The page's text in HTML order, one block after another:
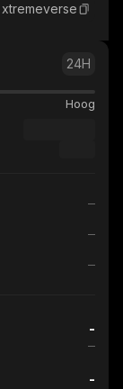
xtremeverse
24H
Hoog
-
-